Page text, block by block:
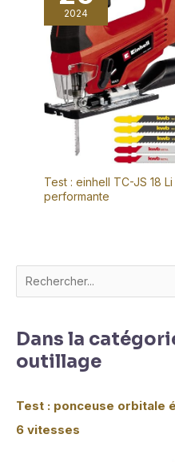
2024
Test : einhell TC-JS 18
performante
Dans la
outillage
Test : ponceuse orbitale
6 vitesses